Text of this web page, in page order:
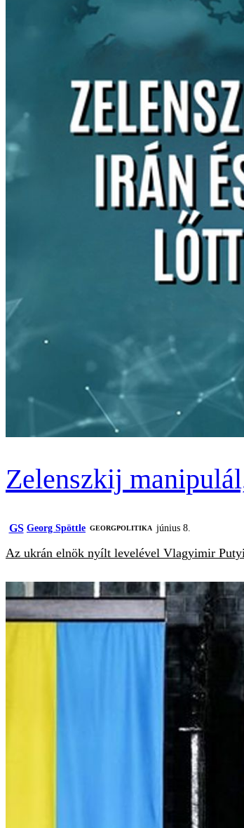
Zelenszkij
GS Georg Spöttle ‎GEORGPOLITIKA június 8.
Az ukrán elnök nyílt levelével Vlagyimir